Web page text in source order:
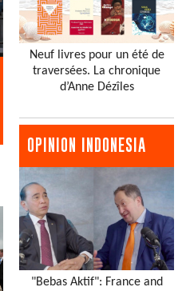
Neuf livres pour un été de
traversées. La chronique
d’Anne Dézîles
OPINION INDONESIA
"Bebas Aktif": France and